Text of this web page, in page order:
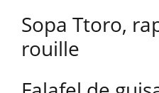
Sopa Ttoro,
rouille